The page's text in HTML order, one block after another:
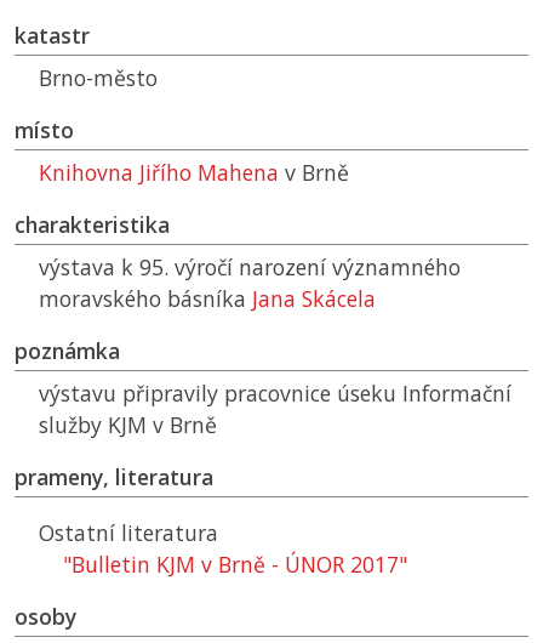
katastr
Brno-město
místo
Knihovna Jiřího Mahena v Brně
charakteristika
výstava k 95. výročí narození významného
moravského básníka Jana Skácela
poznámka
výstavu připravily pracovnice úseku Informační
služby KJM v Brně
prameny, literatura
Ostatní literatura
"Bulletin KJM v Brně - ÚNOR 2017"
osoby